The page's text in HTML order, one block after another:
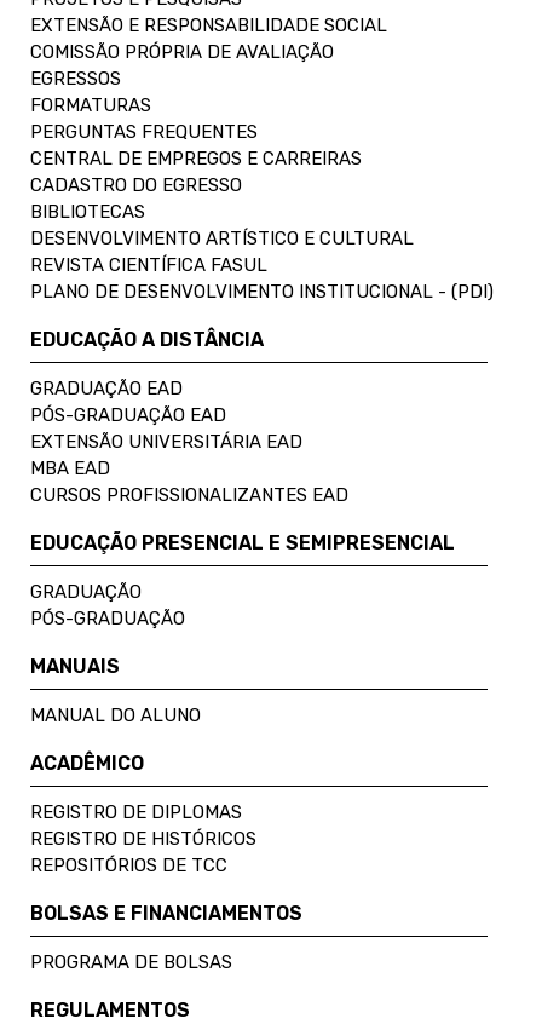
EXTENSÃO E RESPONSABILIDADE SOCIAL
COMISSÃO PRÓPRIA DE AVALIAÇÃO
EGRESSOS
FORMATURAS
PERGUNTAS FREQUENTES
CENTRAL DE EMPREGOS E CARREIRAS
CADASTRO DO EGRESSO
BIBLIOTECAS
DESENVOLVIMENTO ARTÍSTICO E CULTURAL
REVISTA CIENTÍFICA FASUL
PLANO DE DESENVOLVIMENTO INSTITUCIONAL - (PDI)
EDUCAÇÃO A DISTÂNCIA
GRADUAÇÃO EAD
PÓS-GRADUAÇÃO EAD
EXTENSÃO UNIVERSITÁRIA EAD
MBA EAD
CURSOS PROFISSIONALIZANTES EAD
EDUCAÇÃO PRESENCIAL E SEMIPRESENCIAL
GRADUAÇÃO
PÓS-GRADUAÇÃO
MANUAIS
MANUAL DO ALUNO
ACADÊMICO
REGISTRO DE DIPLOMAS
REGISTRO DE HISTÓRICOS
REPOSITÓRIOS DE TCC
BOLSAS E FINANCIAMENTOS
PROGRAMA DE BOLSAS
REGULAMENTOS